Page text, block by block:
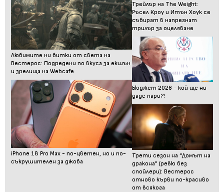
Любимите ни битки от света на
Вестерос: Подредени по вкуса за екшън
и зрелища на Webcafe
iPhone 18 Pro Max - по-цветен, но и по-
съкрушителен за джоба
Трейлър на The Weight:
Ръсел Кроу и Итън Хоук се
събират в напрегнат
трилър за оцеляване
Бюджет 2026 - кой ще ни
даде пари?!
Трети сезон на “Домът на
дракона” (ревю без
спойлери): Вестерос
отново кърви по-красиво
от всякога